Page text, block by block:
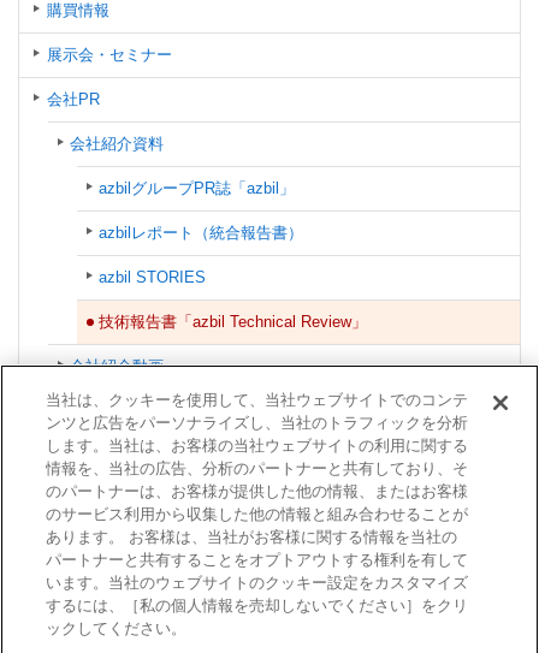
購買情報
展示会・セミナー
会社PR
会社紹介資料
azbilグループPR誌「azbil」
azbilレポート（統合報告書）
azbil STORIES
技術報告書「azbil Technical Review」
会社紹介動画
ショールーム
協賛・イベント
azbilグループ
認証情報
当社は、クッキーを使用して、当社ウェブサイトでのコンテ
ンツと広告をパーソナライズし、当社のトラフィックを分析
します。当社は、お客様の当社ウェブサイトの利用に関する
情報を、当社の広告、分析のパートナーと共有しており、そ
のパートナーは、お客様が提供した他の情報、またはお客様
のサービス利用から収集した他の情報と組み合わせることが
あります。 お客様は、当社がお客様に関する情報を当社の
パートナーと共有することをオプトアウトする権利を有して
います。当社のウェブサイトのクッキー設定をカスタマイズ
するには、［私の個人情報を売却しないでください］をクリ
ックしてください。